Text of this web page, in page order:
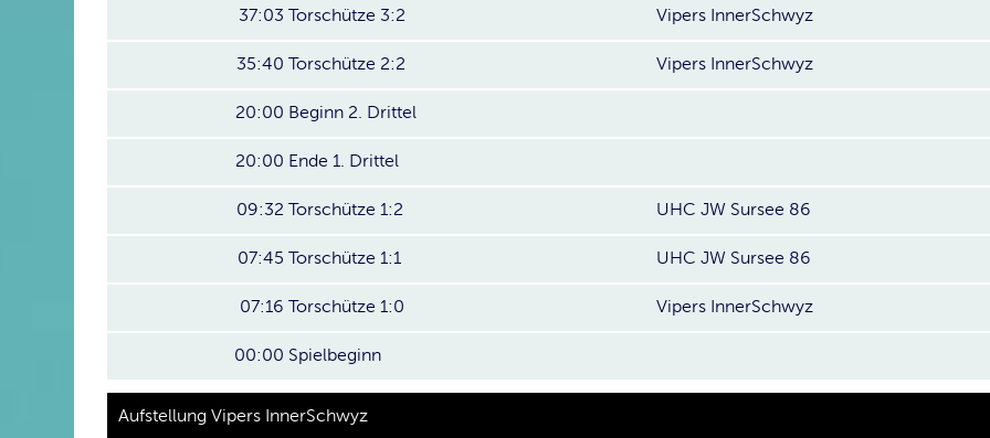
37:03 Torschütze 3:2 Vipers InnerSchwyz
35:40 Torschütze 2:2 Vipers InnerSchwyz
20:00 Beginn 2. Drittel
20:00 Ende 1. Drittel
09:32 Torschütze 1:2 UHC JW Sursee 86
07:45 Torschütze 1:1 UHC JW Sursee 86
07:16 Torschütze 1:0 Vipers InnerSchwyz
00:00 Spielbeginn
Aufstellung Vipers InnerSchwyz